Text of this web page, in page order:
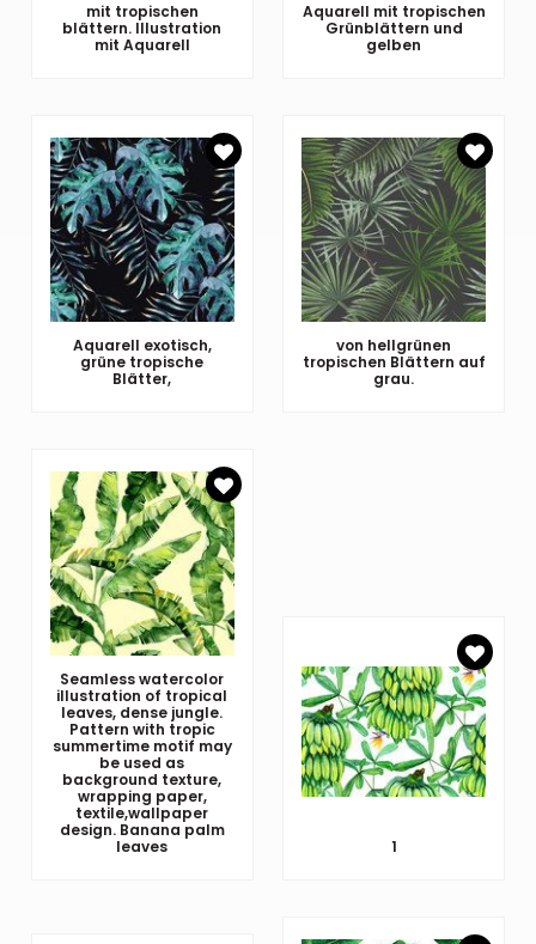
mit tropischen
blättern. Illustration
mit Aquarell
Aquarell mit tropischen
Grünblättern und
gelben
Aquarell exotisch,
grüne tropische
Blätter,
von hellgrünen
tropischen Blättern auf
grau.
Seamless watercolor
illustration of tropical
leaves, dense jungle.
Pattern with tropic
summertime motif may
be used as
background texture,
wrapping paper,
textile,wallpaper
design. Banana palm
leaves
1